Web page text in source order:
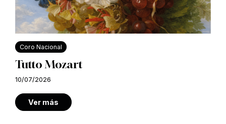
Coro Nacional
Tutto Mozart
10/07/2026
Ver más